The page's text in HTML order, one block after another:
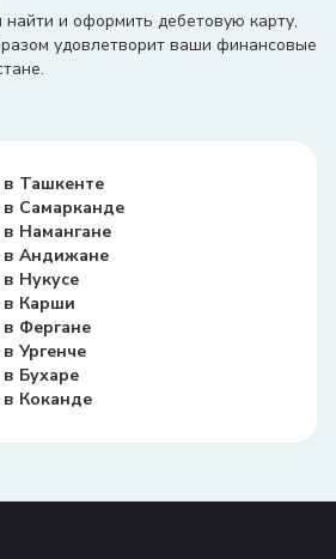
и оформить дебетовую карту,
удовлетворит ваши финансовые
Ташкенте
Самарканде
Намангане
в Андижане
Нукусе
Карши
Фергане
Ургенче
Бухаре
Коканде